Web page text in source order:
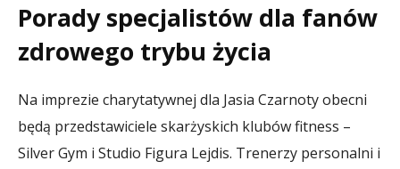
Porady specjalistów dla fanów
zdrowego trybu życia
Na imprezie charytatywnej dla Jasia Czarnoty obecni
będą przedstawiciele skarżyskich klubów fitness –
Silver Gym i Studio Figura Lejdis. Trenerzy personalni i